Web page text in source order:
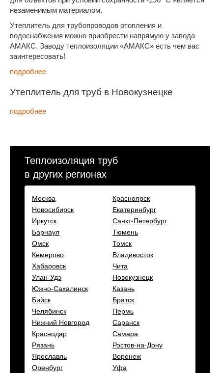
незаменимым материалом.
Утеплитель для трубопроводов отопления и
водоснабжения можно приобрести напрямую у завода
АМАКС. Заводу теплоизоляции «АМАКС» есть чем вас
заинтересовать!
подробнее
Утеплитель для труб в Новокузнецке
подробнее
Теплоизоляция труб
в других регионах
Москва
Красноярск
Новосибирск
Екатеринбург
Иркутск
Санкт-Петербург
Барнаул
Тюмень
Омск
Томск
Кемерово
Владивосток
Хабаровск
Чита
Улан-Удэ
Новокузнецк
Южно-Сахалинск
Казань
Бийск
Братск
Челябинск
Пермь
Нижний Новгород
Саранск
Краснодар
Самара
Рязань
Ростов-на-Дону
Ярославль
Воронеж
Оренбург
Уфа